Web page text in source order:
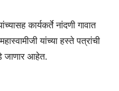
कार्यकर्ते नांदणी गावात
यांच्या हस्ते पत्रांची
जाणार आहेत.